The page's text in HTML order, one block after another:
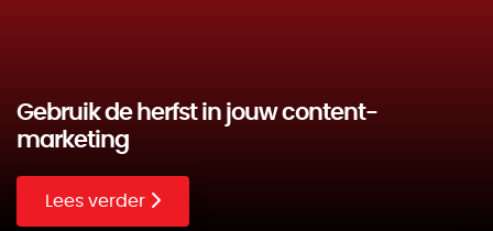
Gebruik de herfst in jouw content-
marketing
Lees verder